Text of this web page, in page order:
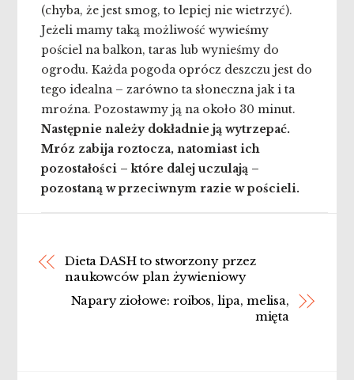
(chyba, że jest smog, to lepiej nie wietrzyć).
Jeżeli mamy taką możliwość wywieśmy
pościel na balkon, taras lub wynieśmy do
ogrodu. Każda pogoda oprócz deszczu jest do
tego idealna – zarówno ta słoneczna jak i ta
mroźna. Pozostawmy ją na około 30 minut.
Następnie należy dokładnie ją wytrzepać.
Mróz zabija roztocza, natomiast ich
pozostałości – które dalej uczulają –
pozostaną w przeciwnym razie w pościeli.
Dieta DASH to stworzony przez
naukowców plan żywieniowy
Napary ziołowe: roibos, lipa, melisa,
mięta